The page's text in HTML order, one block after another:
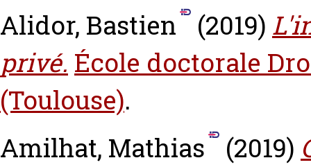
Alidor, Bastien (2019)
privé. École doctorale
(Toulouse).
Amilhat, Mathias
(2019)